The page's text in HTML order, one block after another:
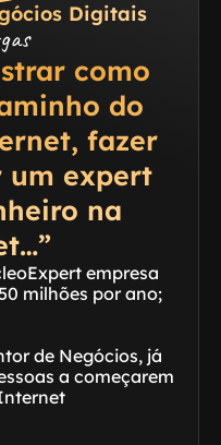
Digitais
como
do
fazer
um expert
na
empresa
milhões por ano;
de Negócios, já
a começarem